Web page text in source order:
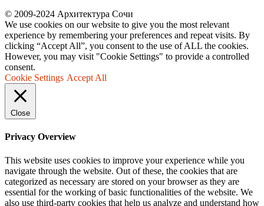
© 2009-2024 Архитектура Сочи
We use cookies on our website to give you the most relevant
experience by remembering your preferences and repeat visits. By
clicking “Accept All”, you consent to the use of ALL the cookies.
However, you may visit "Cookie Settings" to provide a controlled
consent.
Cookie Settings Accept All
Close
Privacy Overview
This website uses cookies to improve your experience while you
navigate through the website. Out of these, the cookies that are
categorized as necessary are stored on your browser as they are
essential for the working of basic functionalities of the website. We
also use third-party cookies that help us analyze and understand how